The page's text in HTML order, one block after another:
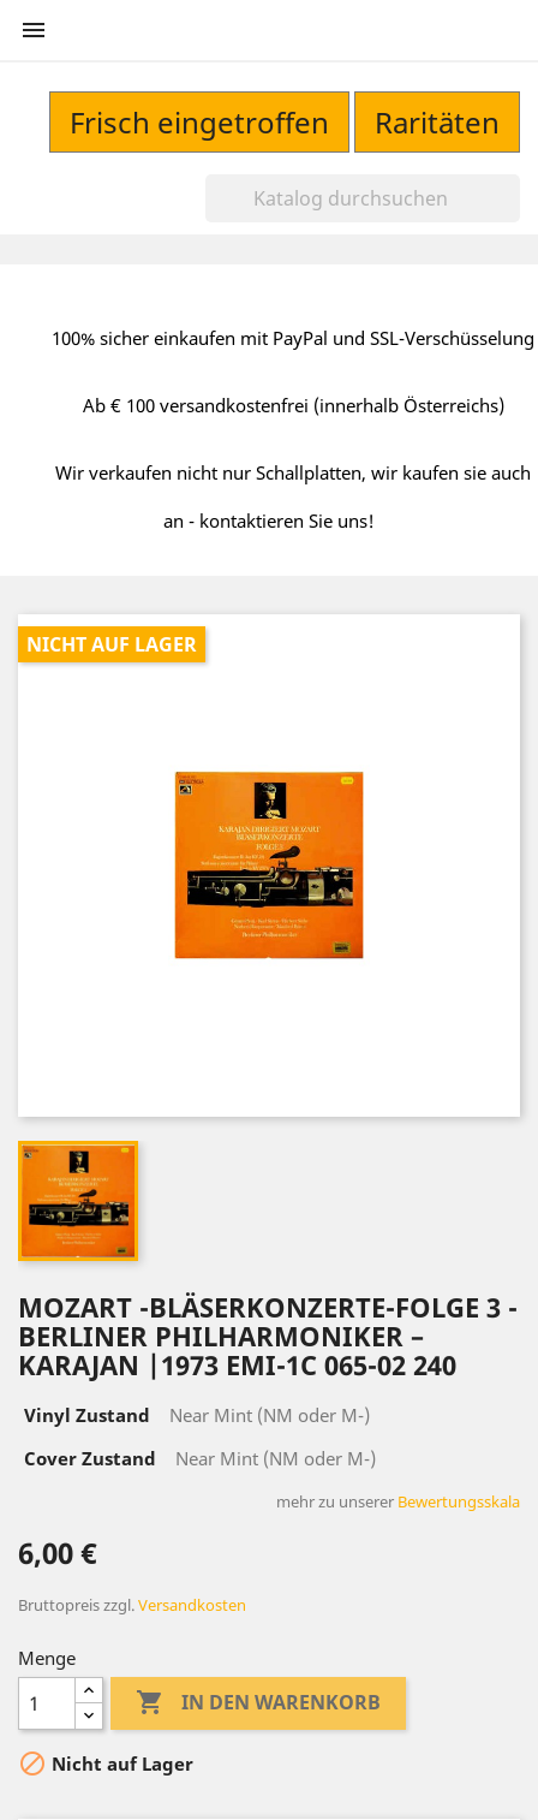

Frisch eingetroffen Raritäten
100% sicher einkaufen mit PayPal und SSL-Verschüsselung
Ab € 100 versandkostenfrei (innerhalb Österreichs)
Wir verkaufen nicht nur Schallplatten, wir kaufen sie auch
an - kontaktieren Sie uns!
NICHT AUF LAGER
MOZART -BLÄSERKONZERTE-FOLGE 3 -
BERLINER PHILHARMONIKER –
KARAJAN |1973 EMI-1C 065-02 240
Vinyl Zustand
Near Mint (NM oder M-)
Cover Zustand
Near Mint (NM oder M-)
mehr zu unserer Bewertungsskala
6,00 €
Bruttopreiszzgl.Versandkosten
Menge
 IN DEN WARENKORB
 Nicht auf Lager